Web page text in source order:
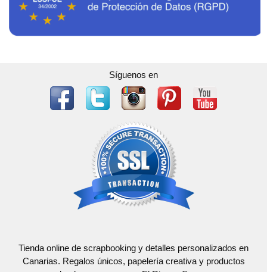
Síguenos en
Tienda online de scrapbooking y detalles personalizados en
Canarias. Regalos únicos, papelería creativa y productos